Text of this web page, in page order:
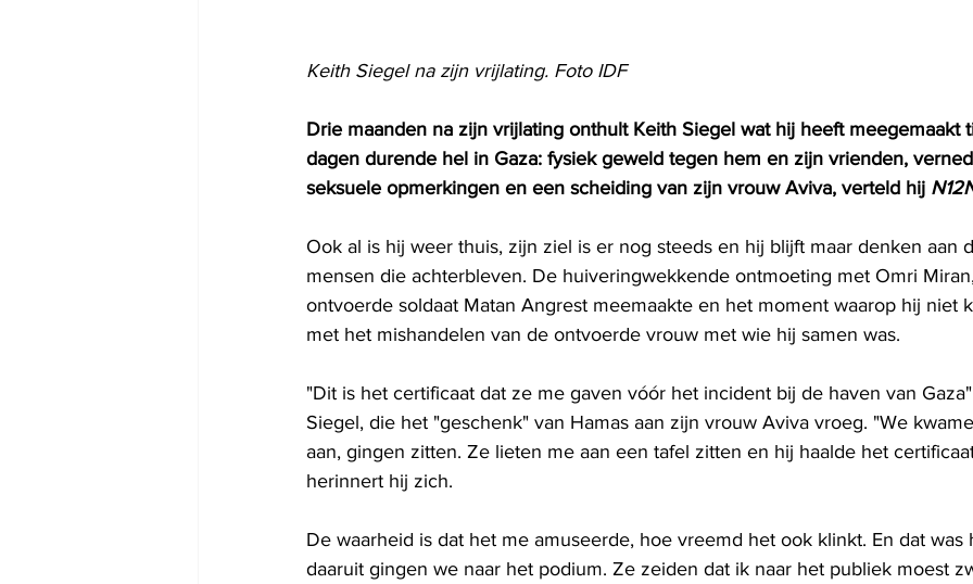
Keith Siegel na zijn vrijlating. Foto IDF
Drie maanden na zijn vrijlating onthult Keith Siegel wat hij heeft meegemaakt
dagen durende hel in Gaza: fysiek geweld tegen hem en zijn vrienden,
seksuele opmerkingen en een scheiding van zijn vrouw Aviva, verteld hij
Ook al is hij weer thuis, zijn ziel is er nog steeds en hij blijft maar denken aan
mensen die achterbleven. De huiveringwekkende ontmoeting met Omri
ontvoerde soldaat Matan Angrest meemaakte en het moment waarop hij niet
met het mishandelen van de ontvoerde vrouw met wie hij samen was.
"Dit is het certificaat dat ze me gaven vóór het incident bij de haven van
Siegel, die het "geschenk" van Hamas aan zijn vrouw Aviva vroeg. "We
aan, gingen zitten. Ze lieten me aan een tafel zitten en hij haalde het
herinnert hij zich.
De waarheid is dat het me amuseerde, hoe vreemd het ook klinkt. En dat
daaruit gingen we naar het podium. Ze zeiden dat ik naar het publiek moest